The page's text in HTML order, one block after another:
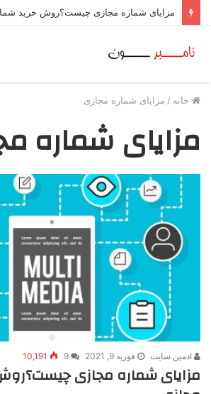
مزایای شماره مجازی چیست؟روش خرید
خانه / مزایای شماره مجازی
مزایای شماره
ادمین سایت فوریه 9, 2021 9
10,191
مزایای شماره مجازی